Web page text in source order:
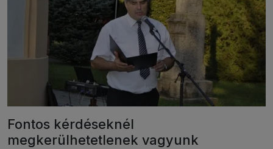
Fontos kérdéseknél
megkerülhetetlenek vagyunk